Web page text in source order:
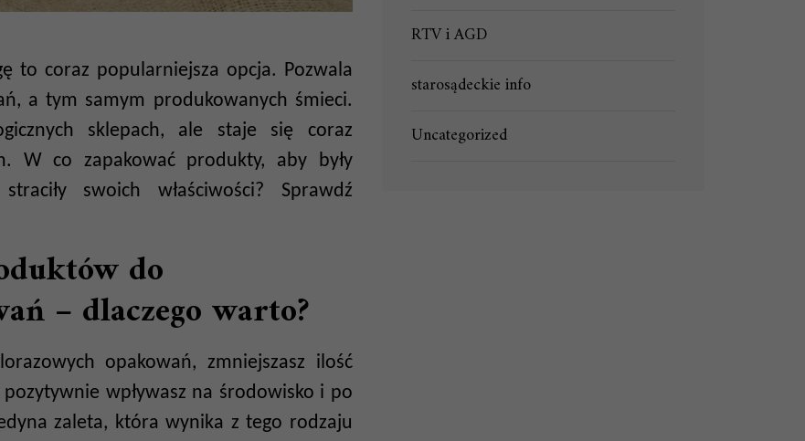
to coraz popularniejsza opcja. Pozwala
a tym samym produkowanych śmieci.
sklepach, ale staje się coraz
W co zapakować produkty, aby były
swoich właściwości? Sprawdź
do
– dlaczego warto?
opakowań, zmniejszasz ilość
wpływasz na środowisko i po
zaleta, która wynika z tego rodzaju
RTV i AGD
starosądeckie info
Uncategorized